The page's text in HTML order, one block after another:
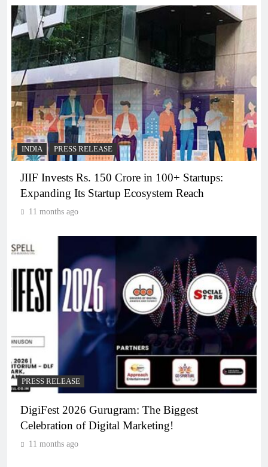
INDIA PRESS RELEASE
JIIF Invests Rs. 150 Crore in 100+ Startups:
Expanding Its Startup Ecosystem Reach
11 months ago
PRESS RELEASE
DigiFest 2026 Gurugram: The Biggest
Celebration of Digital Marketing!
11 months ago